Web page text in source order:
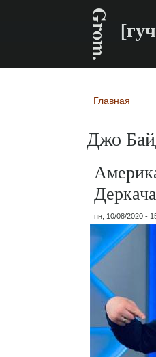
Grom.
Вы здесь
Главная
Джо
пн, 10/08/2020 -